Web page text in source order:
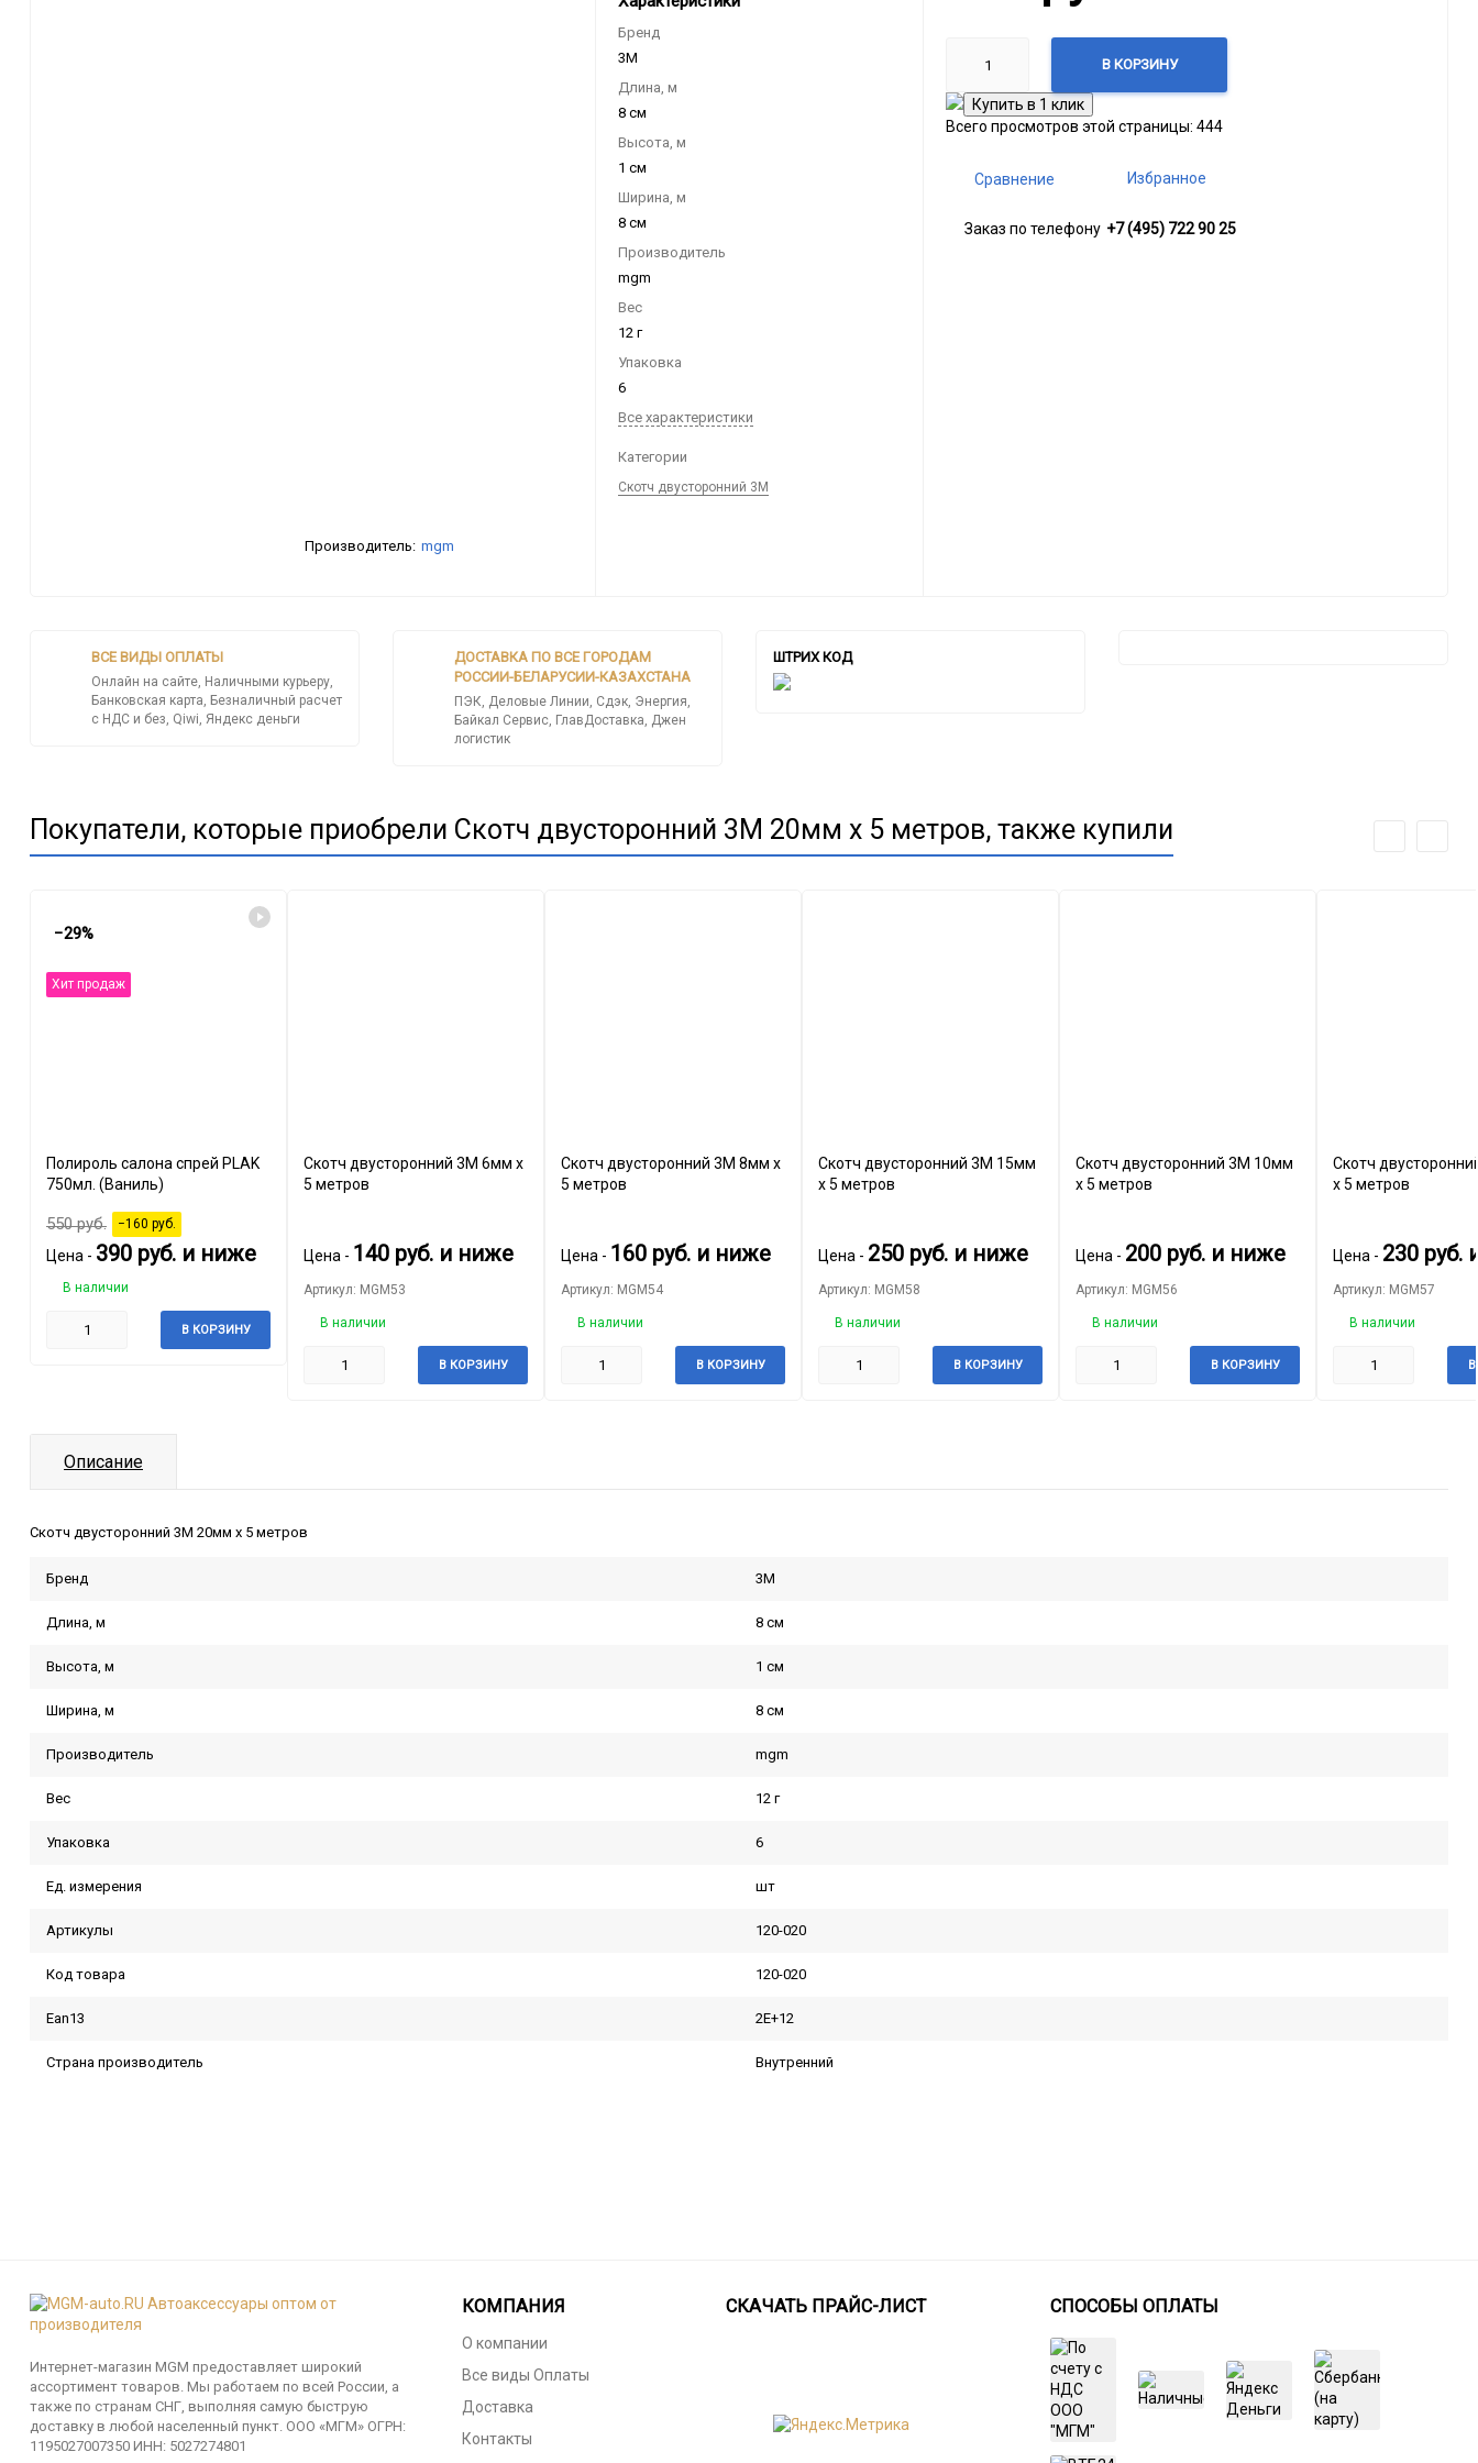
Производитель: mgm
Бренд
3M
Длина, м
8 см
Высота, м
1 см
Ширина, м
8 см
Производитель
mgm
Вес
12 г
Упаковка
6
Все характеристики
Категории
Скотч двусторонний 3М
В КОРЗИНУ
Всего просмотров этой страницы: 444
Сравнение Избранное
Заказ по телефону +7 (495) 722 90 25
ВСЕ ВИДЫ ОПЛАТЫ
Онлайн на сайте, Наличными курьеру,
Банковская карта, Безналичный расчет
с НДС и без, Qiwi, Яндекс деньги
ДОСТАВКА ПО ВСЕ ГОРОДАМ
РОССИИ-БЕЛАРУСИИ-КАЗАХСТАНА
ПЭК, Деловые Линии, Сдэк, Энергия,
Байкал Сервис, ГлавДоставка, Джен
логистик
ШТРИХ КОД
Покупатели, которые приобрели Скотч двусторонний 3М 20мм х 5 метров, также купили
−29%
Хит продаж
Полироль салона спрей PLAK
750мл. (Ваниль)
550руб. −160 руб.
Цена - 390 руб. и ниже
В наличии
В КОРЗИНУ
Скотч двусторонний 3М 6мм х
5 метров
Цена - 140 руб. и ниже
Артикул: MGM53
В наличии
В КОРЗИНУ
Скотч двусторонний 3М 8мм х
5 метров
Цена - 160 руб. и ниже
Артикул: MGM54
В наличии
В КОРЗИНУ
Скотч двусторонний 3М 15мм
х 5 метров
Цена - 250 руб. и ниже
Артикул: MGM58
В наличии
В КОРЗИНУ
Скотч двусторонний 3М 10мм
х 5 метров
Цена - 200 руб. и ниже
Артикул: MGM56
В наличии
В КОРЗИНУ
Скотч
х 5 метров
Цена - 230 руб.
Артикул: MGM57
В наличии
Описание
Скотч двусторонний 3М 20мм х 5 метров
Бренд 3M
Длина, м 8 см
Высота, м 1 см
Ширина, м 8 см
Производитель mgm
Вес 12 г
Упаковка 6
Ед. измерения шт
Артикулы 120-020
Код товара 120-020
Ean13 2E+12
Страна производитель Внутренний
Интернет-магазин MGM предоставляет широкий
ассортимент товаров. Мы работаем по всей России, а
также по странам СНГ, выполняя самую быструю
доставку в любой населенный пункт. ООО «МГМ» ОГРН:
1195027007350 ИНН: 5027274801
КОМПАНИЯ
О компании
Все виды Оплаты
Доставка
Контакты
СКАЧАТЬ ПРАЙС-ЛИСТ СПОСОБЫ ОПЛАТЫ